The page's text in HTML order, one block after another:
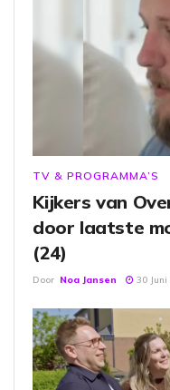
TV & PROGRAMMA’S
Kijkers van
door laatste
(24)
Door Noa Jansen 30 Juni